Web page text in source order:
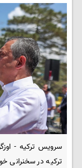
سرویس ترکیه -
ترکیه در سخنرانی